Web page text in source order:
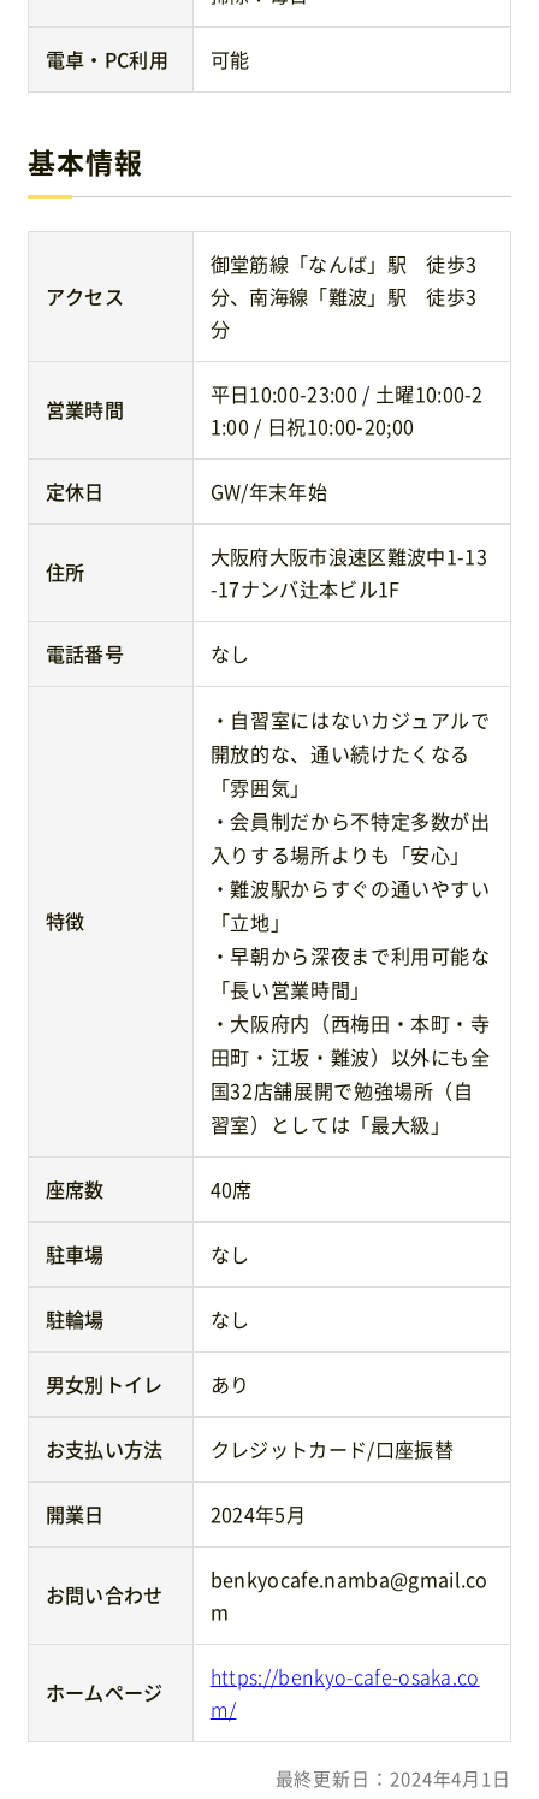
電卓・PC利用 可能
基本情報
アクセス
御堂筋線「なんば」駅 徒歩3
分、南海線「難波」駅 徒歩3
分
営業時間
平日10:00-23:00 / 土曜10:00-2
1:00 / 日祝10:00-20;00
定休日 GW/年末年始
住所
大阪府大阪市浪速区難波中1-13
-17ナンバ辻本ビル1F
電話番号 なし
特徴
・自習室にはないカジュアルで
開放的な、通い続けたくなる
「雰囲気」
・会員制だから不特定多数が出
入りする場所よりも「安心」
・難波駅からすぐの通いやすい
「立地」
・早朝から深夜まで利用可能な
「長い営業時間」
・大阪府内（西梅田・本町・寺
田町・江坂・難波）以外にも全
国32店舗展開で勉強場所（自
習室）としては「最大級」
座席数 40席
駐車場 なし
駐輪場 なし
男女別トイレ あり
お支払い方法 クレジットカード/口座振替
開業日 2024年5月
お問い合わせ
benkyocafe.namba@gmail.co
m
ホームページ
https://benkyo-cafe-osaka.co
m/
最終更新日：2024年4月1日